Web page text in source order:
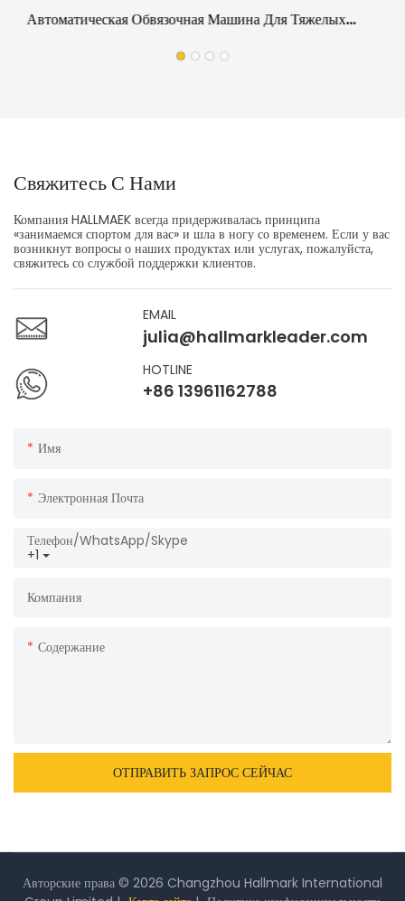
Автоматическая Обвязочная Машина Для Тяжелых
Металлических Алюминиевых Слитков, Рулонов И
Свяжитесь С Нами
Компания HALLMAEK всегда придерживалась принципа
«занимаемся спортом для вас» и шла в ногу со временем. Если у вас
возникнут вопросы о наших продуктах или услугах, пожалуйста,
свяжитесь со службой поддержки клиентов.
EMAIL
julia@hallmarkleader.com
HOTLINE
+86 13961162788
Имя
Электронная Почта
+1
Телефон/WhatsApp/Skype
Компания
Содержание
ОТПРАВИТЬ ЗАПРОС СЕЙЧАС
Авторские права © 2026 Changzhou Hallmark International